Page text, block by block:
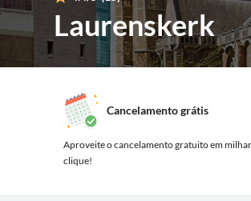
Laurenskerk
Cancelamento grátis
Aproveite o cancelamento gratuito em
clique!